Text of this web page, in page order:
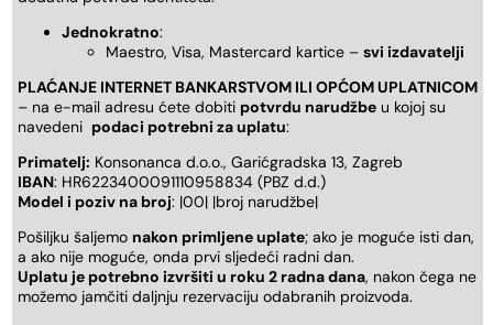
Jednokratno:
Maestro, Visa, Mastercard kartice – svi izdavatelji
PLAĆANJE INTERNET BANKARSTVOM ILI OPĆOM UPLATNICOM
– na e-mail adresu ćete dobiti potvrdu narudžbe u kojoj su
navedeni podaci potrebni za uplatu:
Primatelj: Konsonanca d.o.o., Garićgradska 13, Zagreb
IBAN: HR6223400091110958834 (PBZ d.d.)
Model i poziv na broj: |00| |broj narudžbe|
Pošiljku šaljemo nakon primljene uplate; ako je moguće isti dan,
a ako nije moguće, onda prvi sljedeći radni dan.
Uplatu je potrebno izvršiti u roku 2 radna dana, nakon čega ne
možemo jamčiti daljnju rezervaciju odabranih proizvoda.